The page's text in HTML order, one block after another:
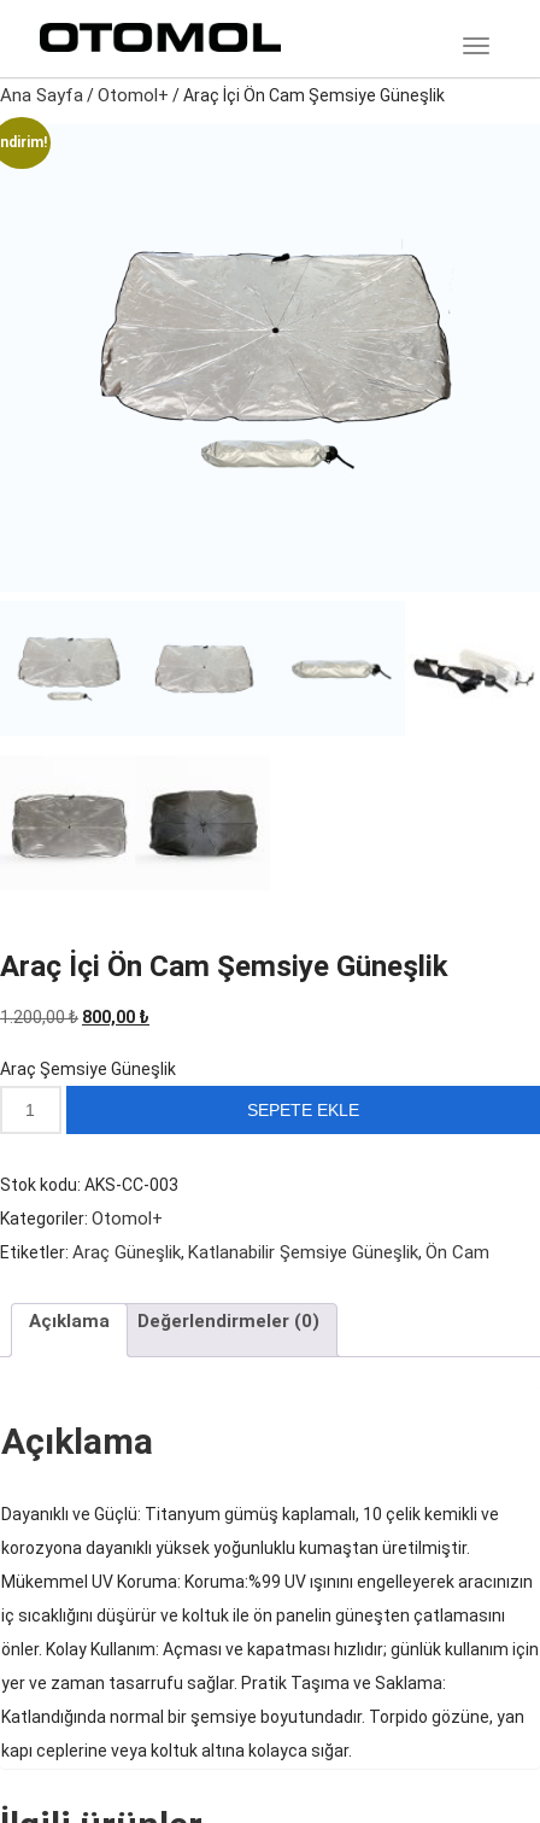
Ana Sayfa/Otomol+ / Araç İçi Ön Cam Şemsiye Güneşlik
Araç İçi Ön Cam Şemsiye Güneşlik
1.200,00₺ Orijinal
1.200,00 ₺.
800,00 ₺
fiyat:
Araç Şemsiye Güneşlik
Araç
İçi
adet
SEPETE EKLE
Stok kodu: AKS-CC-003
Kategoriler: Otomol+
Etiketler: Araç Güneşlik, Katlanabilir Şemsiye Güneşlik, Ön Cam
Açıklama Değerlendirmeler (0)
Açıklama
Dayanıklı ve Güçlü: Titanyum gümüş kaplamalı, 10 çelik kemikli ve
korozyona dayanıklı yüksek yoğunluklu kumaştan üretilmiştir.
Mükemmel UV Koruma: Koruma:%99 UV ışınını engelleyerek aracınızın
iç sıcaklığını düşürür ve koltuk ile ön panelin güneşten çatlamasını
önler. Kolay Kullanım: Açması ve kapatması hızlıdır; günlük kullanım için
yer ve zaman tasarrufu sağlar. Pratik Taşıma ve Saklama:
Katlandığında normal bir şemsiye boyutundadır. Torpido gözüne, yan
kapı ceplerine veya koltuk altına kolayca sığar.